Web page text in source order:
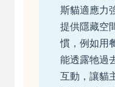
斯貓適應力
提供隱藏空
慣，例如用
能透露牠過
互動，讓貓